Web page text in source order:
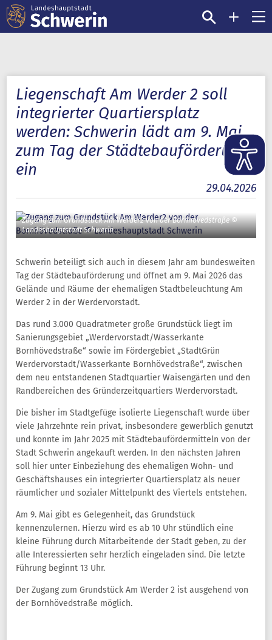
Liegenschaft Am Werder 2 soll
integrierter Quartiersplatz
werden: Schwerin lädt am 9. Mai
zum Tag der Städtebauförderung
ein
29.04.2026
Zugang zum Grundstück Am Werder2 von der Bornhövedstraße ©
Landeshauptstadt Schwerin
Schwerin beteiligt sich auch in diesem Jahr am bundesweiten
Tag der Städtebauförderung und öffnet am 9. Mai 2026 das
Gelände und Räume der ehemaligen Stadtbeleuchtung Am
Werder 2 in der Werdervorstadt.
Das rund 3.000 Quadratmeter große Grundstück liegt im
Sanierungsgebiet „Werdervorstadt/Wasserkante
Bornhövedstraße“ sowie im Fördergebiet „StadtGrün
Werdervorstadt/Wasserkante Bornhövedstraße“, zwischen
dem neu entstandenen Stadtquartier Waisengärten und den
Randbereichen des Gründerzeitquartiers Werdervorstadt.
Die bisher im Stadtgefüge isolierte Liegenschaft wurde über
viele Jahrzehnte rein privat, insbesondere gewerblich genutzt
und konnte im Jahr 2025 mit Städtebaufördermitteln von der
Stadt Schwerin angekauft werden. In den nächsten Jahren
soll hier unter Einbeziehung des ehemaligen Wohn- und
Geschäftshauses ein integrierter Quartiersplatz als neuer
räumlicher und sozialer Mittelpunkt des Viertels entstehen.
Am 9. Mai gibt es Gelegenheit, das Grundstück
kennenzulernen. Hierzu wird es ab 10 Uhr stündlich eine
kleine Führung durch Mitarbeitende der Stadt geben, zu der
alle Interessierten sehr herzlich eingeladen sind. Die letzte
Führung beginnt 13 Uhr.
Der Zugang zum Grundstück Am Werder 2 ist ausgehend von
der Bornhövedstraße möglich.